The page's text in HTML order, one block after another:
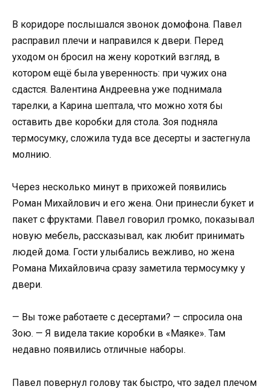
В коридоре послышался звонок домофона. Павел
расправил плечи и направился к двери. Перед
уходом он бросил на жену короткий взгляд, в
котором ещё была уверенность: при чужих она
сдастся. Валентина Андреевна уже поднимала
тарелки, а Карина шептала, что можно хотя бы
оставить две коробки для стола. Зоя подняла
термосумку, сложила туда все десерты и застегнула
молнию.
Через несколько минут в прихожей появились
Роман Михайлович и его жена. Они принесли букет и
пакет с фруктами. Павел говорил громко, показывал
новую мебель, рассказывал, как любит принимать
людей дома. Гости улыбались вежливо, но жена
Романа Михайловича сразу заметила термосумку у
двери.
— Вы тоже работаете с десертами? — спросила она
Зою. — Я видела такие коробки в «Маяке». Там
недавно появились отличные наборы.
Павел повернул голову так быстро, что задел плечом